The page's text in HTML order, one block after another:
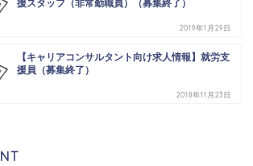
援スタッフ（非常勤職員）（募集終了）
2019年1月29日
【キャリアコンサルタント向け求人情報】就労支
援員（募集終了）
2018年11月23日